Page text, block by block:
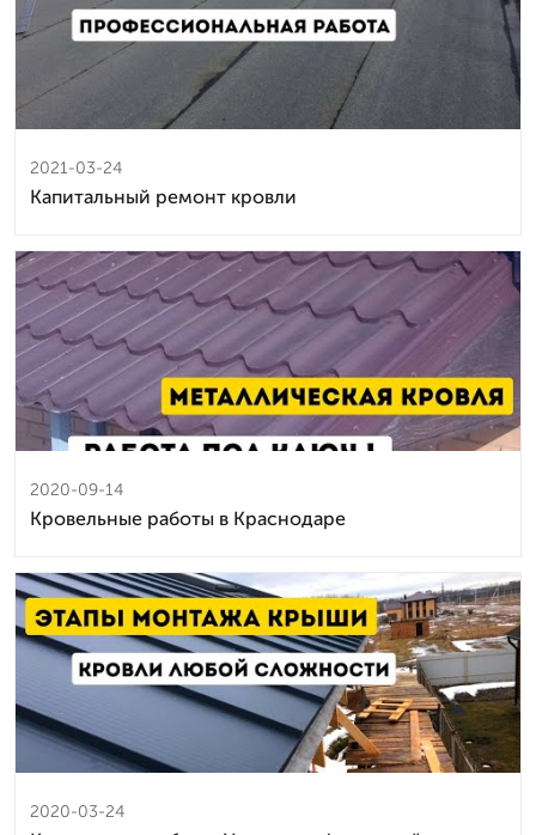
2021-03-24
Капитальный ремонт кровли
2020-09-14
Кровельные работы в Краснодаре
2020-03-24